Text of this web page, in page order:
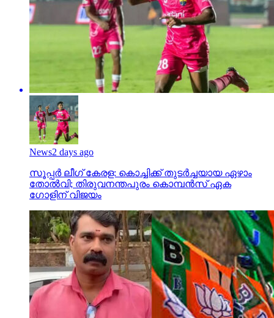
News2 days ago
സൂപ്പര്‍ ലീഗ് കേരള: കൊച്ചിക്ക് തുടര്‍ച്ചയായ ഏഴാം
തോല്‍വി; തിരുവനന്തപുരം കൊമ്പന്‍സ് ഏക
ഗോളിന് വിജയം